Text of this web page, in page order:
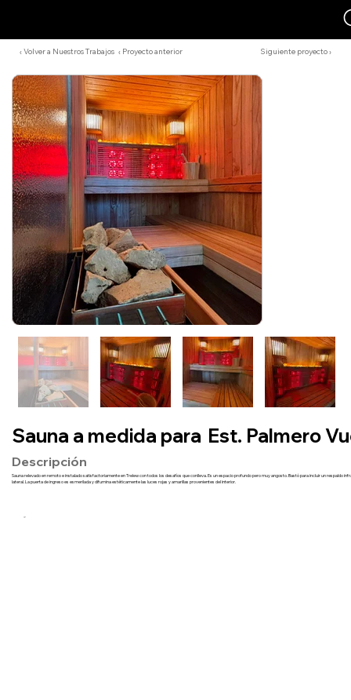
Siguiente proyecto ›
‹ Volver a Nuestros Trabajos ‹ Proyecto anterior
Sauna a medida para Est. Palmero
Descripción
Sauna relevado en remoto e instalado satisfactoriamente en Trelew con todos los desafíos que conlleva. Es un espacio profundo pero muy angosto. Bastó para incluir un respaldo
lateral. La puerta de ingreso es esmerilada y difumina estéticamente las luces rojas y amarillas provenientes del interior.